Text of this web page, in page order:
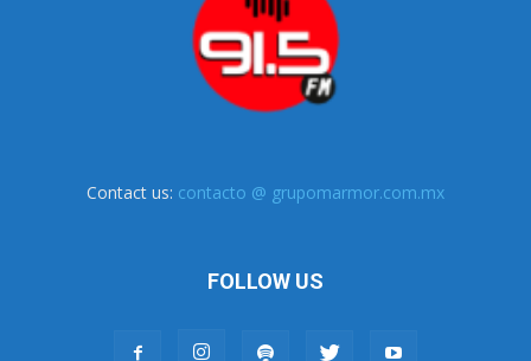
Contact us: contacto @ grupomarmor.com.mx
FOLLOW US